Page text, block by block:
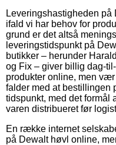
Leveringshastigheden
ifald vi har behov for
grund er det altså
leveringstidspunkt på
butikker – herunder
og Fix – giver billig dag-
produkter online, men
falder med at bestillingen
tidspunkt, med det formål
varen distribueret før
En række internet
på Dewalt høvl online,